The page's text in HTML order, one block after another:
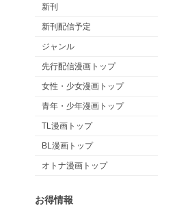
新刊
新刊配信予定
ジャンル
先行配信漫画トップ
女性・少女漫画トップ
青年・少年漫画トップ
TL漫画トップ
BL漫画トップ
オトナ漫画トップ
お得情報